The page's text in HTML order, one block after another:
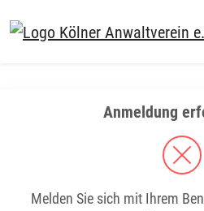
Anmeldung
Melden Sie sich mit Ihrem